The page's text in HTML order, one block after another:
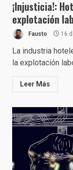
¡Injusticia!:
explotación
Fausto 16
La industria
la explotación
Leer Más